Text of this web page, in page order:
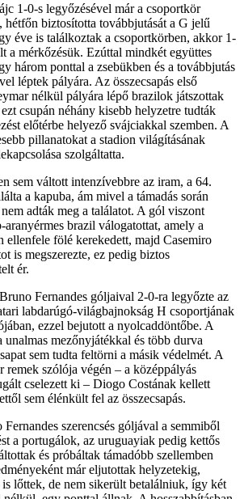
1-0-s legyőzésével már a csoportkör
biztosította továbbjutását a G jelű
éve is találkoztak a csoportkörben, akkor 1-
a mérkőzésük. Ezúttal mindkét együttes
három ponttal a zsebükben és a továbbjutás
léptek pályára. Az összecsapás első
nélkül pályára lépő brazilok játszottak
csupán néhány kisebb helyzetre tudták
előtérbe helyező svájciakkal szemben. A
pillanatokat a stadion világításának
szolgáltatta.
sem váltott intenzívebbre az iram, a 64.
a kapuba, ám mivel a támadás során
adták meg a találatot. A gól viszont
aranyérmes brazil válogatottat, amely a
ellenfele fölé kerekedett, majd Casemiro
is megszerezte, ez pedig biztos
ér.
Fernandes góljaival 2-0-ra legyőzte az
labdarúgó-világbajnokság H csoportjának
ezzel bejutott a nyolcaddöntőbe. A
mezőnyjátékkal és több durva
sem tudta feltörni a másik védelmét. A
remek szólója végén – a középpályás
cselezett ki – Diogo Costának kellett
sem élénkült fel az összecsapás.
szerencsés góljával a semmiből
a portugálok, az uruguayiak pedig kettős
és próbáltak támadóbb szellemben
már eljutottak helyzetekig,
lőttek, de nem sikerült betalálniuk, így két